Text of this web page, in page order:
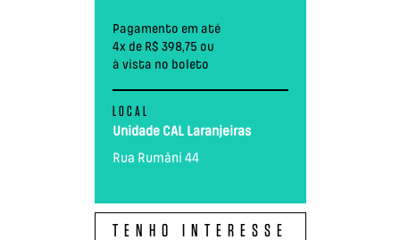
Pagamento em até
4x de R$ 398,75 ou
à vista no boleto
LOCAL
Unidade CAL Laranjeiras
Rua Rumâni 44
TENHO INTERESSE